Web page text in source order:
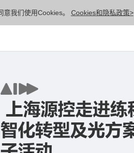
我们使用Cookies。 Cookies和隐私政策>